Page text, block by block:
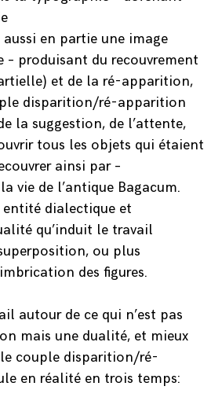
en partie une image
– produisant du recouvrement
et de la ré-apparition,
disparition/ré-apparition
la suggestion, de l’attente,
tous les objets qui étaient
ainsi par –
vie de l’antique Bagacum.
dialectique et
qu’induit le travail
ou plus
des figures.
autour de ce qui n’est pas
mais une dualité, et mieux
le couple disparition/ré-
en réalité en trois temps: